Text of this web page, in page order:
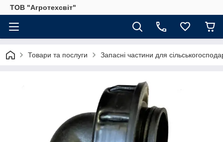
ТОВ "Агротехсвіт"
Товари та послуги Запасні частини для